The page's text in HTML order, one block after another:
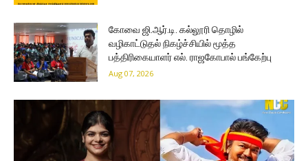
கோவை ஜி.ஆர்.டி. கல்லூரி தொழில்
வழிகாட்டுதல் நிகழ்ச்சியில் மூத்த
பத்திரிகையாளர் எல். ராஜகோபால் பங்கேற்பு
Aug 07, 2026